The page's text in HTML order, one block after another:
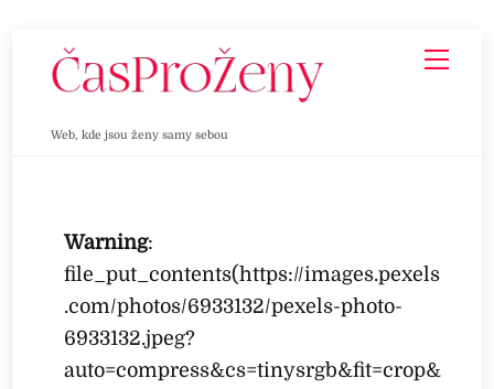
Web, kde jsou ženy samy sebou
Warning:
file_put_contents(https://images.pexels
.com/photos/6933132/pexels-photo-
6933132.jpeg?
auto=compress&cs=tinysrgb&fit=crop&